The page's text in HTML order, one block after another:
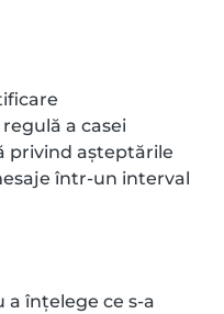
a casei
privind așteptările
într-un interval
înțelege ce s-a